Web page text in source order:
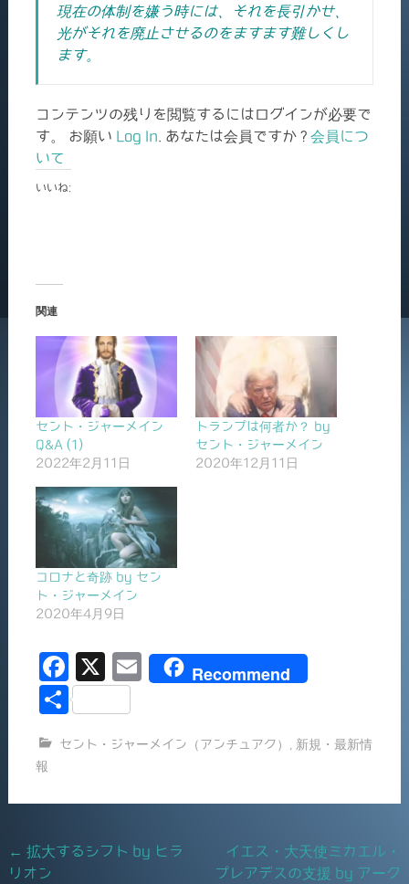
現在の体制を嫌う時には、それを長引かせ、
光がそれを廃止させるのをますます難しくし
ます。
コンテンツの残りを閲覧するにはログインが必要で
す。 お願い Log In . あなたは会員ですか ? 会員につ
いて
いいね:
関連
セント・ジャーメイン
Q&A (1)
2022年2月11日
トランプは何者か？ by
セント・ジャーメイン
2020年12月11日
コロナと奇跡 by セン
ト・ジャーメイン
2020年4月9日
F
a
e
o
o
X
E
l
Recommend
共
セント・ジャーメイン（アンチュアク）
新規・最新情
報
Post
← 拡大するシフト by ヒラ
リオン
イエス・大天使ミカエル・
プレアデスの支援 by アーク